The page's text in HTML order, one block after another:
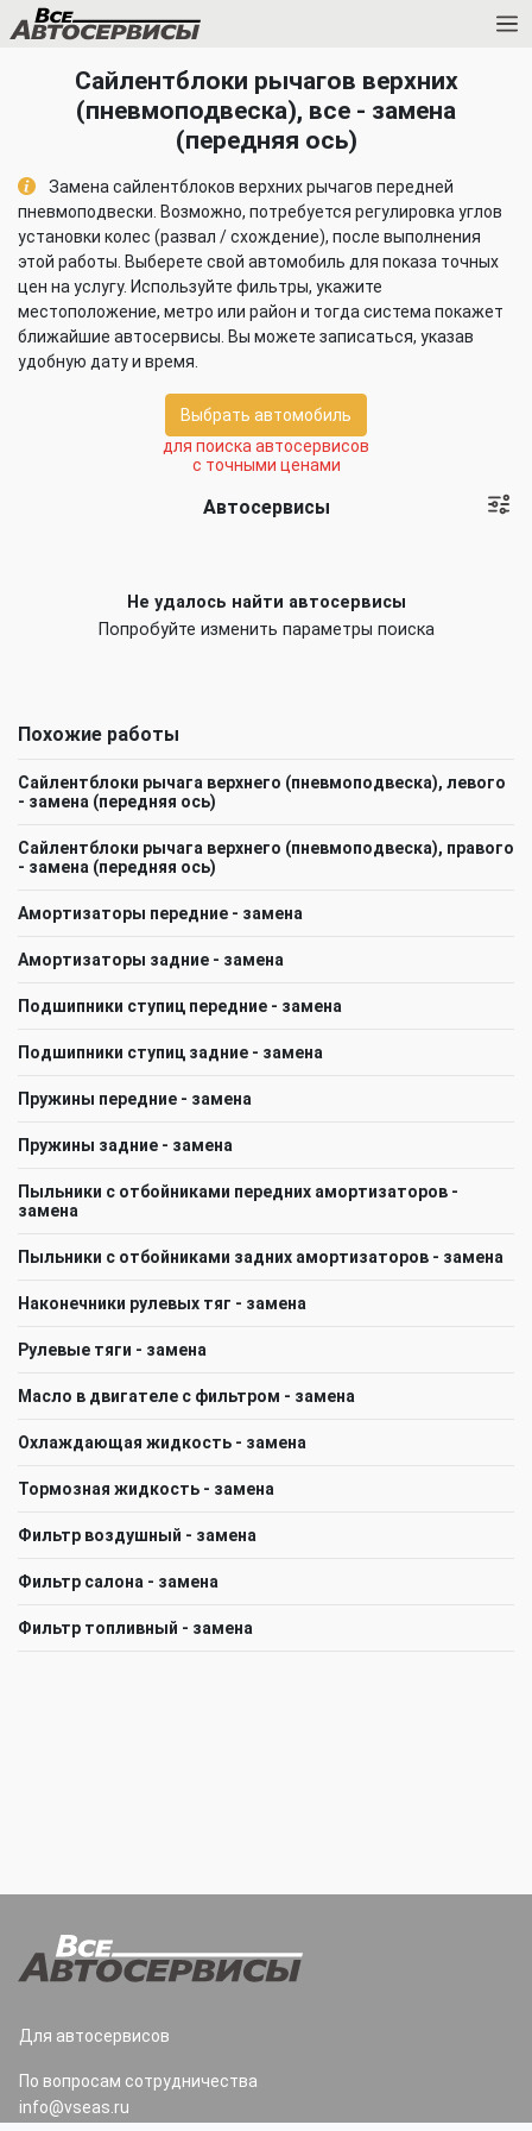
Сайлентблоки рычагов верхних
(пневмоподвеска), все - замена
(передняя ось)
Замена сайлентблоков верхних рычагов передней
пневмоподвески. Возможно, потребуется регулировка углов
установки колес (развал / схождение), после выполнения
этой работы. Выберете свой автомобиль для показа точных
цен на услугу. Используйте фильтры, укажите
местоположение, метро или район и тогда система покажет
ближайшие автосервисы. Вы можете записаться, указав
удобную дату и время.
Выбрать автомобиль
для поиска автосервисов
с точными ценами
Автосервисы
Не удалось найти автосервисы
Попробуйте изменить параметры поиска
Похожие работы
Сайлентблоки рычага верхнего (пневмоподвеска), левого
- замена (передняя ось)
Сайлентблоки рычага верхнего (пневмоподвеска), правого
- замена (передняя ось)
Амортизаторы передние - замена
Амортизаторы задние - замена
Подшипники ступиц передние - замена
Подшипники ступиц задние - замена
Пружины передние - замена
Пружины задние - замена
Пыльники с отбойниками передних амортизаторов -
замена
Пыльники с отбойниками задних амортизаторов - замена
Наконечники рулевых тяг - замена
Рулевые тяги - замена
Масло в двигателе с фильтром - замена
Охлаждающая жидкость - замена
Тормозная жидкость - замена
Фильтр воздушный - замена
Фильтр салона - замена
Фильтр топливный - замена
Для автосервисов
По вопросам сотрудничества
info@vseas.ru